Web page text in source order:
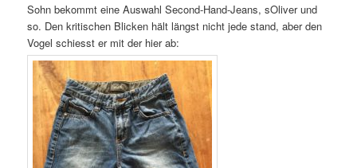
Sohn bekommt eine Auswahl Second-Hand-Jeans, sOliver und
so. Den kritischen Blicken hält längst nicht jede stand, aber den
Vogel schiesst er mit der hier ab: